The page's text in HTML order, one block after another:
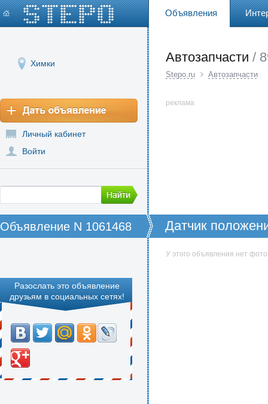
Объявления
Химки
Личный кабинет
Войти
Автозапчасти /
Stepo.ru Автозапчасти
реклама
Объявление N 1061468
Датчик
ауди 80 авк
Разослать это объявление
друзьям в социальных сетях!
У этого объявления нет